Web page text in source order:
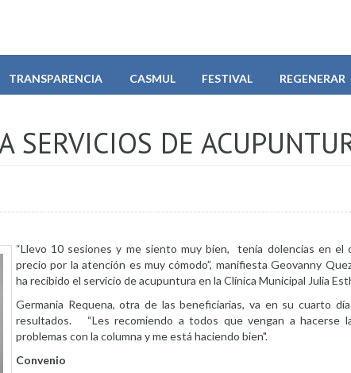
TRANSPARENCIA CASMUL FESTIVAL REGENERAR
SERVICIOS DE
“Llevo 10 sesiones y me siento muy bien, tenía dolencias en el
precio por la atención es muy cómodo”, manifiesta Geovanny
ha recibido el servicio de acupuntura en la Clínica Municipal Julia
Germania Requena, otra de las beneficiarias, va en su cuarto
resultados. “Les recomiendo a todos que vengan a hacerse
problemas con la columna y me está haciendo bien".
Convenio